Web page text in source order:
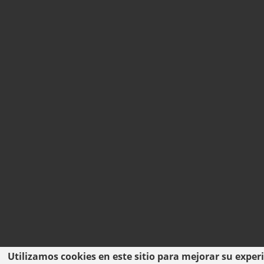
Utilizamos cookies en este sitio para mejorar su